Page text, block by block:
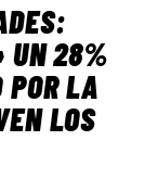
UN 28%
POR LA
LOS